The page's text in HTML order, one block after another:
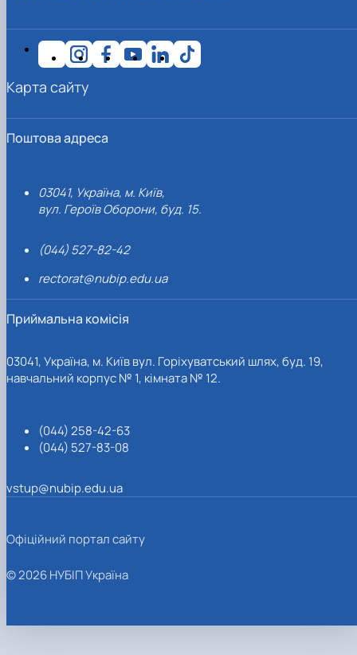
Поштова адреса
03041, Україна, м. Київ,
вул. Героїв Оборони, буд. 15.
(044) 527-82-42
rectorat@nubip.edu.ua
Приймальна комісія
03041, Україна, м. Київ вул. Горіхуватський шлях, буд. 19,
навчальний корпус № 1, кімната № 12.
(044) 258-42-63
(044) 527-83-08
vstup@nubip.edu.ua
Карта сайту
Офіційний портал сайту
© 2026 НУБІП Україна